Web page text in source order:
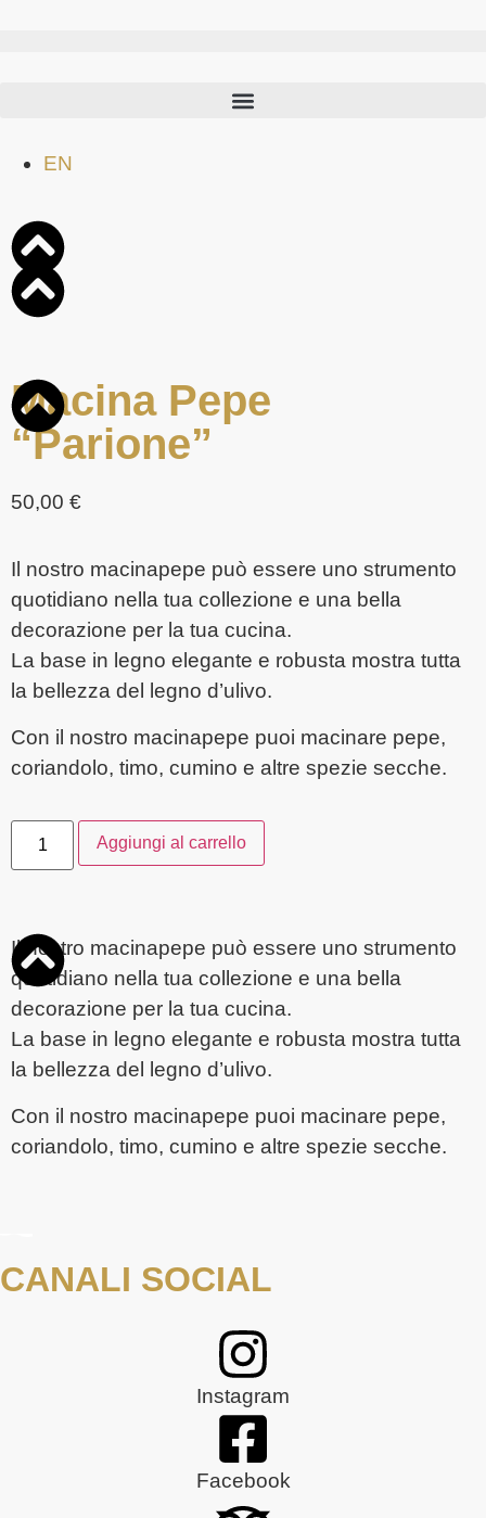
EN
Macina Pepe
“Parione”
50,00 €
Il nostro macinapepe può essere uno strumento
quotidiano nella tua collezione e una bella
decorazione per la tua cucina.
La base in legno elegante e robusta mostra tutta
la bellezza del legno d’ulivo.
Con il nostro macinapepe puoi macinare pepe,
coriandolo, timo, cumino e altre spezie secche.
Aggiungi al carrello
Il nostro macinapepe può essere uno strumento
quotidiano nella tua collezione e una bella
decorazione per la tua cucina.
La base in legno elegante e robusta mostra tutta
la bellezza del legno d’ulivo.
Con il nostro macinapepe puoi macinare pepe,
coriandolo, timo, cumino e altre spezie secche.
CANALI SOCIAL
Instagram
Facebook